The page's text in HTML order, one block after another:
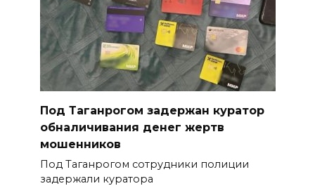
Под Таганрогом задержан куратор
обналичивания денег жертв
мошенников
Под Таганрогом сотрудники полиции
задержали куратора